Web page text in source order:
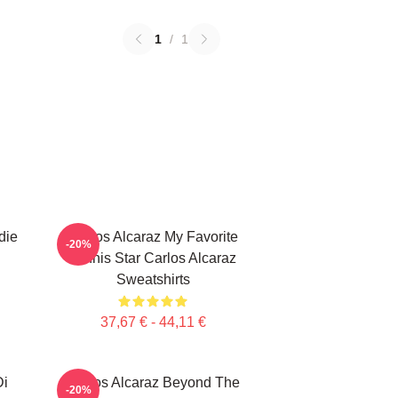
1 / 1
Carlos Alcaraz My Favorite
Tennis Star Carlos Alcaraz
Sweatshirts
37,67 € - 44,11 €
-20%
Carlos Alcaraz Beyond The
-20%